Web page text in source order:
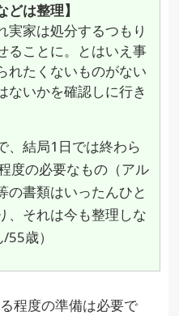
どは整理】
実家は処分するつもり
ることに。とはいえ事
れたくないものがない
ないかを確認しに行き
、結局1日では終わら
度の必要なもの（アル
の書類はいったんひと
、それは今も整理しな
歳）
程度の準備は必要で